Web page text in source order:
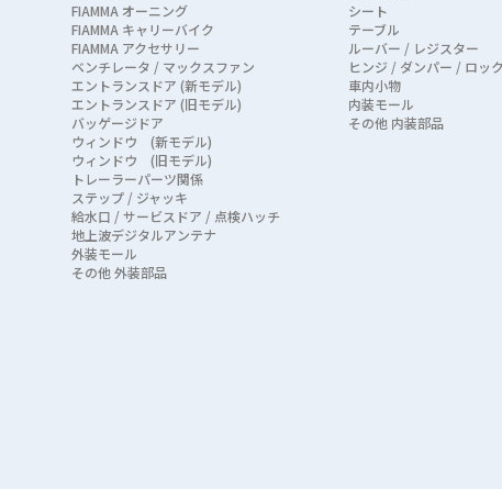
FIAMMA オーニング
FIAMMA キャリーバイク
FIAMMA アクセサリー
ベンチレータ / マックスファン
エントランスドア (新モデル)
エントランスドア (旧モデル)
バッゲージドア
ウィンドウ (新モデル)
ウィンドウ (旧モデル)
トレーラーパーツ関係
ステップ / ジャッキ
給水口 / サービスドア / 点検ハッチ
地上波デジタルアンテナ
外装モール
その他 外装部品
シート
テーブル
ルーバー / レジスター
ヒンジ / ダンパー / ロッ
車内小物
内装モール
その他 内装部品